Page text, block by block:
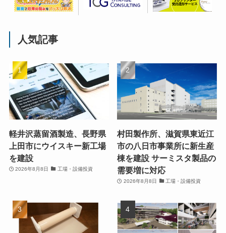
人気記事
軽井沢蒸留酒製造、長野県
上田市にウイスキー新工場
を建設
2026年8月8日 工場・設備投資
村田製作所、滋賀県東近江
市の八日市事業所に新生産
棟を建設 サーミスタ製品の
需要増に対応
2026年8月8日 工場・設備投資